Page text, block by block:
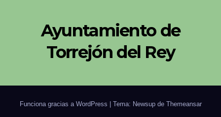
Ayuntamiento de
Torrejón del Rey
Funciona gracias a WordPress Tema: Newsup de Themeansar